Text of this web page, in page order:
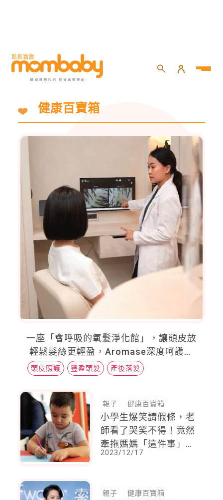
健康百寶箱
一座「會呼吸的氧髮淨化館」，讓頭皮放
輕鬆髮絲更輕盈，Aromase深度呵護妳
所有的稀疏與落髮問題
頭皮照護 豐盈頭髮 產後落髮
親子 健康百寶箱
小學生爆笑請假條，老
師看了哭笑不得！竟然
牽拖媽媽「這件事」，
老師：你確定你媽看過
2023/12/17
親子 健康百寶箱